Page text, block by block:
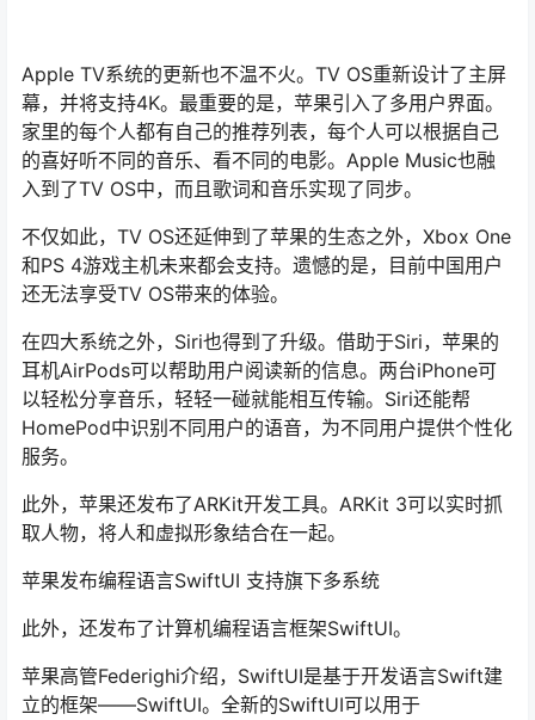
Apple TV系统的更新也不温不火。TV OS重新设计了主屏
幕，并将支持4K。最重要的是，苹果引入了多用户界面。
家里的每个人都有自己的推荐列表，每个人可以根据自己
的喜好听不同的音乐、看不同的电影。Apple Music也融
入到了TV OS中，而且歌词和音乐实现了同步。
不仅如此，TV OS还延伸到了苹果的生态之外，Xbox One
和PS 4游戏主机未来都会支持。遗憾的是，目前中国用户
还无法享受TV OS带来的体验。
在四大系统之外，Siri也得到了升级。借助于Siri，苹果的
耳机AirPods可以帮助用户阅读新的信息。两台iPhone可
以轻松分享音乐，轻轻一碰就能相互传输。Siri还能帮
HomePod中识别不同用户的语音，为不同用户提供个性化
服务。
此外，苹果还发布了ARKit开发工具。ARKit 3可以实时抓
取人物，将人和虚拟形象结合在一起。
苹果发布编程语言SwiftUI 支持旗下多系统
此外，还发布了计算机编程语言框架SwiftUI。
苹果高管Federighi介绍，SwiftUI是基于开发语言Swift建
立的框架——SwiftUI。全新的SwiftUI可以用于